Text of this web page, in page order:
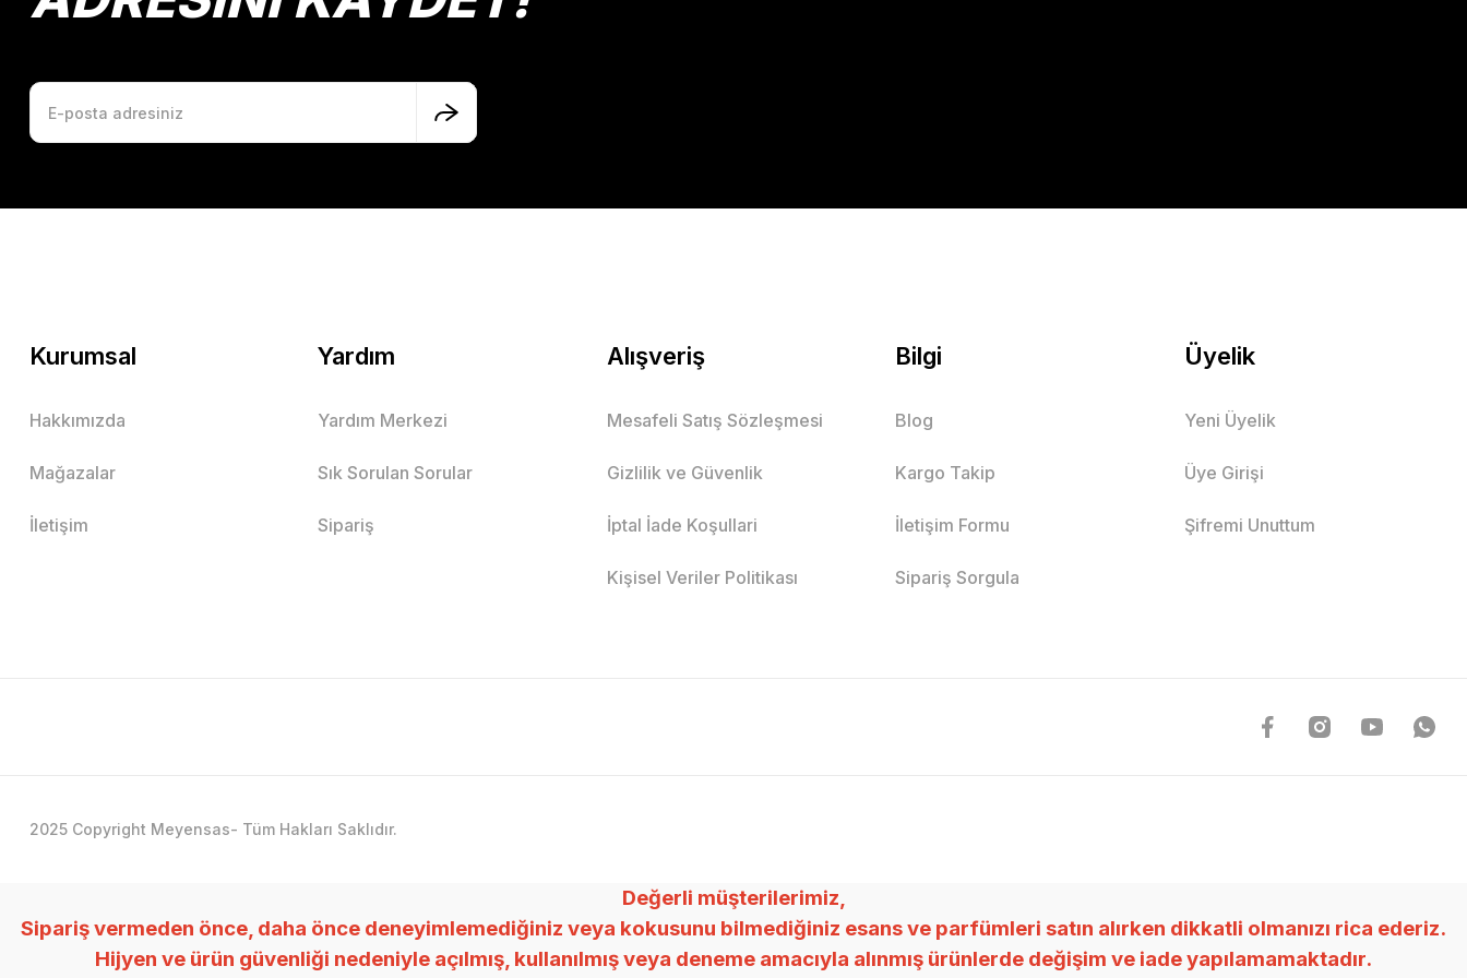
Kurumsal
Hakkımızda
Mağazalar
İletişim
Yardım
Yardım Merkezi
Sık Sorulan Sorular
Sipariş
Alışveriş
Mesafeli Satış Sözleşmesi
Gizlilik ve Güvenlik
İptal İade Koşullari
Kişisel Veriler Politikası
Bilgi
Blog
Kargo Takip
İletişim Formu
Sipariş Sorgula
Üyelik
Yeni Üyelik
Üye Girişi
Şifremi Unuttum
2025 Copyright Meyensas- Tüm Hakları Saklıdır.
Değerli müşterilerimiz,
Sipariş vermeden önce, daha önce deneyimlemediğiniz veya kokusunu bilmediğiniz esans ve parfümleri satın alırken dikkatli olmanızı rica ederiz.
Hijyen ve ürün güvenliği nedeniyle açılmış, kullanılmış veya deneme amacıyla alınmış ürünlerde değişim ve iade yapılamamaktadır.